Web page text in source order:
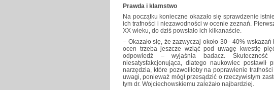
Prawda i kłamstwo
Na początku konieczne okazało się sprawdzenie
ich trafności i niezawodności w ocenie zeznań.
XX wieku, do dziś powstało ich kilkanaście.
– Okazało się, że zazwyczaj około 30– 40%
ocen trzeba jeszcze wziąć pod uwagę kwestię
odpowiedź – wyjaśnia badacz.
niesatysfakcjonująca, dlatego naukowiec
narzędzia, które pozwoliłoby na poprawienie
uwagi, ponieważ mógł przesądzić o rzeczywistym
tym dr. Wojciechowskiemu zależało najbardziej.